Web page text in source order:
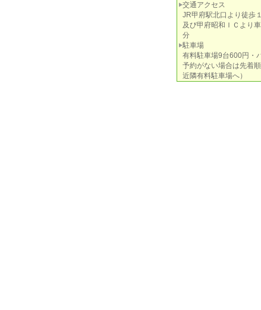
交通アクセス
JR甲府駅北口より徒歩
及び甲府昭和ＩＣより
分
駐車場
有料駐車場9台600円・
予約がない場合は先着
近隣有料駐車場へ）